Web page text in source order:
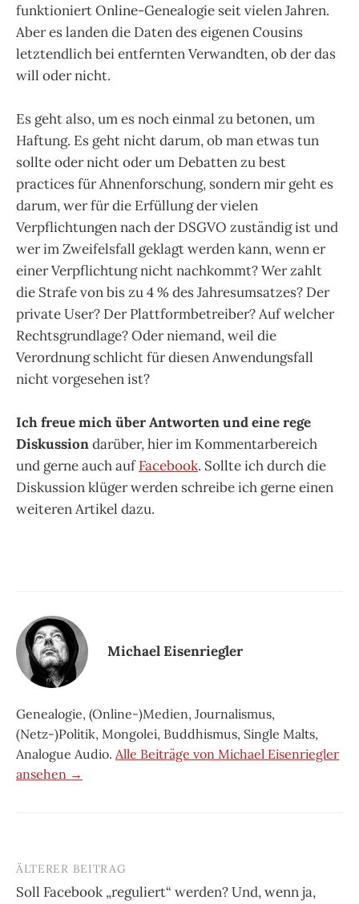
funktioniert Online-Genealogie seit vielen Jahren.
Aber es landen die Daten des eigenen Cousins
letztendlich bei entfernten Verwandten, ob der das
will oder nicht.
Es geht also, um es noch einmal zu betonen, um
Haftung. Es geht nicht darum, ob man etwas tun
sollte oder nicht oder um Debatten zu best
practices für Ahnenforschung, sondern mir geht es
darum, wer für die Erfüllung der vielen
Verpflichtungen nach der DSGVO zuständig ist und
wer im Zweifelsfall geklagt werden kann, wenn er
einer Verpflichtung nicht nachkommt? Wer zahlt
die Strafe von bis zu 4 % des Jahresumsatzes? Der
private User? Der Plattformbetreiber? Auf welcher
Rechtsgrundlage? Oder niemand, weil die
Verordnung schlicht für diesen Anwendungsfall
nicht vorgesehen ist?
Ich freue mich über Antworten und eine rege
Diskussiondarüber, hier im Kommentarbereich
und gerne auch aufFacebook. Sollte ich durch die
Diskussion klüger werden schreibe ich gerne einen
weiteren Artikel dazu.
Michael Eisenriegler
Genealogie, (Online-)Medien, Journalismus,
(Netz-)Politik, Mongolei, Buddhismus, Single Malts,
Analogue Audio. Alle Beiträge von Michael Eisenriegler
ansehen →
Beitrags-
ÄLTERER BEITRAG
Soll Facebook „reguliert“ werden? Und, wenn ja,